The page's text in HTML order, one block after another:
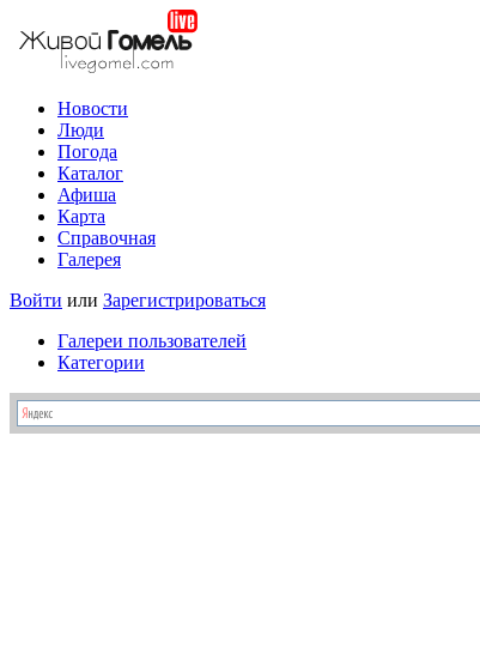
Новости
Люди
Погода
Каталог
Афиша
Карта
Справочная
Галерея
Войти или Зарегистрироваться
Галереи пользователей
Категории